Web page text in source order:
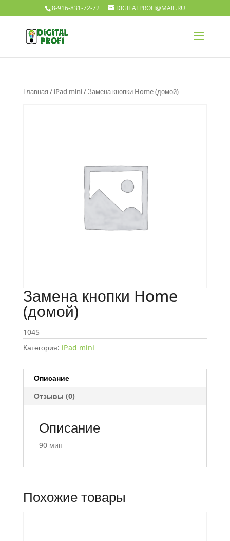
8-916-831-72-72 DIGITALPROFI@MAIL.RU
Главная / iPad mini/ Замена кнопки Home (домой)
Замена кнопки Home
(домой)
1045
Категория: iPad mini
Описание
Отзывы (0)
Описание
90 мин
Похожие товары